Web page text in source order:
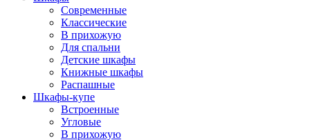
Современные
Классические
В прихожую
Для спальни
Детские шкафы
Книжные шкафы
Распашные
Шкафы-купе
Встроенные
Угловые
В прихожую